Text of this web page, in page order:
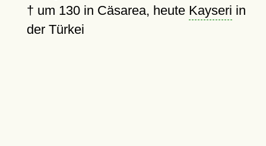
† um 130in Cäsarea, heute Kayseri in
der Türkei